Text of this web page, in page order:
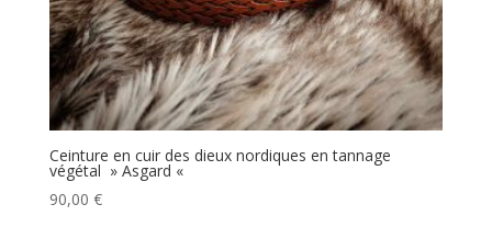
Ceinture en cuir des dieux nordiques en tannage
végétal » Asgard «
90,00 €